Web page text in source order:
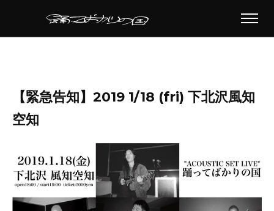
【緊急告知】2019 1/18 (fri) 下北沢風知
空知